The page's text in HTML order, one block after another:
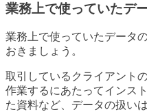
業務上で使っていたデ
業務上で使っていたデータ
おきましょう。
取引しているクライアント
作業するにあたってインス
た資料など、データの扱い